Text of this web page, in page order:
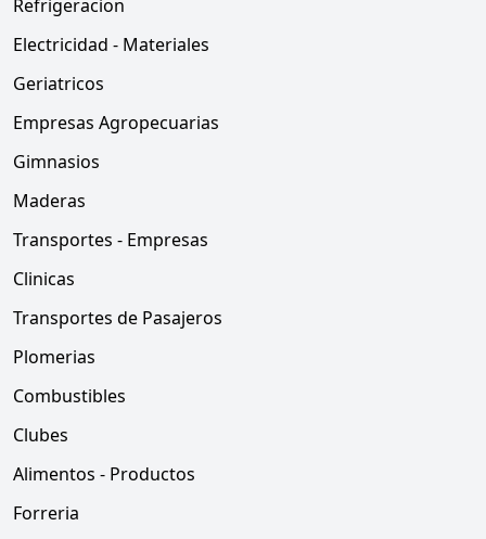
Refrigeracion
Electricidad - Materiales
Geriatricos
Empresas Agropecuarias
Gimnasios
Maderas
Transportes - Empresas
Clinicas
Transportes de Pasajeros
Plomerias
Combustibles
Clubes
Alimentos - Productos
Forreria